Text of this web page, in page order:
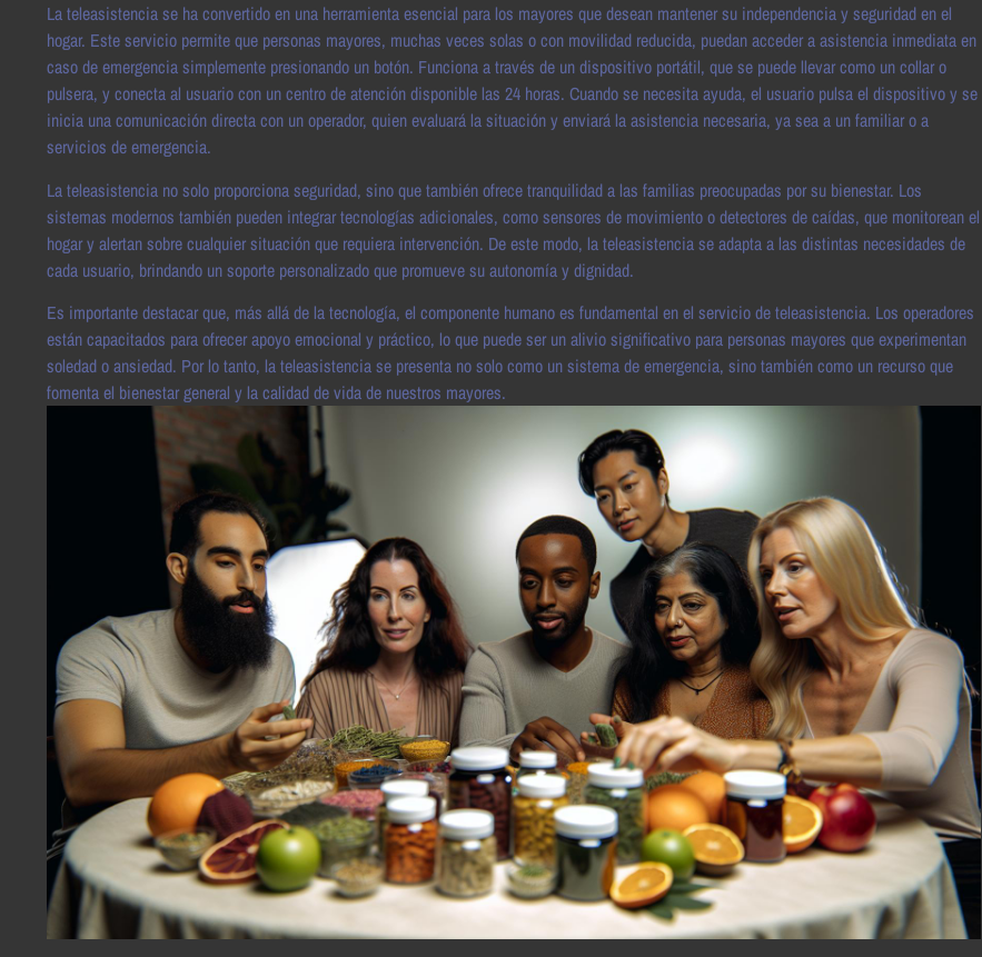
La teleasistencia se ha convertido en una herramienta esencial para los mayores que desean mantener su independencia y seguridad en el
hogar. Este servicio permite que personas mayores, muchas veces solas o con movilidad reducida, puedan acceder a asistencia inmediata en
caso de emergencia simplemente presionando un botón. Funciona a través de un dispositivo portátil, que se puede llevar como un collar o
pulsera, y conecta al usuario con un centro de atención disponible las 24 horas. Cuando se necesita ayuda, el usuario pulsa el dispositivo y se
inicia una comunicación directa con un operador, quien evaluará la situación y enviará la asistencia necesaria, ya sea a un familiar o a
servicios de emergencia.
La teleasistencia no solo proporciona seguridad, sino que también ofrece tranquilidad a las familias preocupadas por su bienestar. Los
sistemas modernos también pueden integrar tecnologías adicionales, como sensores de movimiento o detectores de caídas, que monitorean el
hogar y alertan sobre cualquier situación que requiera intervención. De este modo, la teleasistencia se adapta a las distintas necesidades de
cada usuario, brindando un soporte personalizado que promueve su autonomía y dignidad.
Es importante destacar que, más allá de la tecnología, el componente humano es fundamental en el servicio de teleasistencia. Los operadores
están capacitados para ofrecer apoyo emocional y práctico, lo que puede ser un alivio significativo para personas mayores que experimentan
soledad o ansiedad. Por lo tanto, la teleasistencia se presenta no solo como un sistema de emergencia, sino también como un recurso que
fomenta el bienestar general y la calidad de vida de nuestros mayores.